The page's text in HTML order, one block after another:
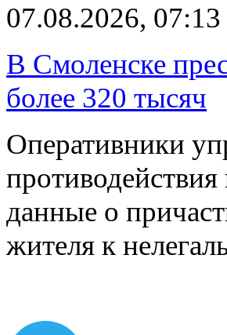
07.08.2026, 07:13
В Смоленске
более 320 тысяч
Оперативники
данные о
жителя к